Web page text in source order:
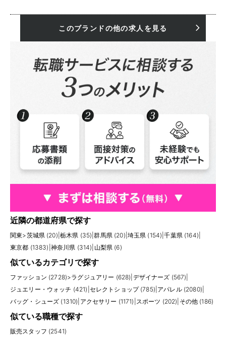
このブランドの他の求人を見る
近隣の都道府県で探す
関東>茨城県 (20) 栃木県 (35) |群馬県 (20) 埼玉県 (154) |千葉県 (164)
東京都 (1383) 神奈川県 (314) 山梨県 (6)
似ているカテゴリで探す
ファッション (2728)>ラグジュアリー (628) デザイナーズ (567)
ジュエリー・ウォッチ (421) セレクトショップ (785) アパレル (2080)
バッグ・シューズ (1310) アクセサリー (1171) スポーツ (202) その他 (186)
似ている職種で探す
販売スタッフ (2541)